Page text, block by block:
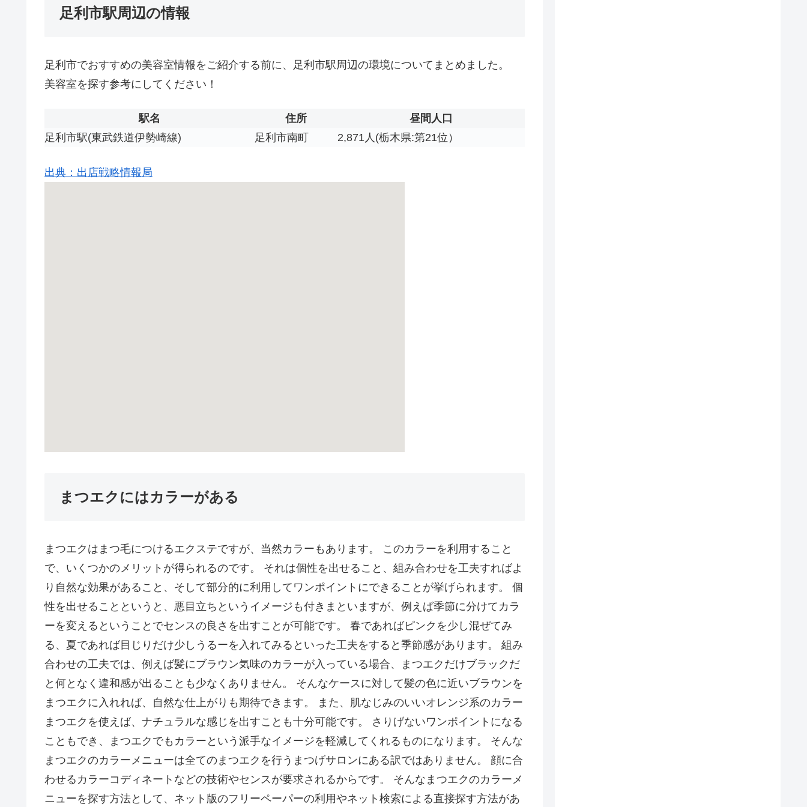
足利市駅周辺の情報
足利市でおすすめの美容室情報をご紹介する前に、足利市駅周辺の環境についてまとめました。
美容室を探す参考にしてください！
駅名 住所
昼間人口
足利市駅(東武鉄道伊勢崎線)
足利市南町 2,871人(栃木県:第21位）
出典：出店戦略情報局
まつエクにはカラーがある
まつエクはまつ毛につけるエクステですが、当然カラーもあります。 このカラーを利用すること
で、いくつかのメリットが得られるのです。 それは個性を出せること、組み合わせを工夫すればよ
り自然な効果があること、そして部分的に利用してワンポイントにできることが挙げられます。 個
性を出せることというと、悪目立ちというイメージも付きまといますが、例えば季節に分けてカラ
ーを変えるということでセンスの良さを出すことが可能です。 春であればピンクを少し混ぜてみ
る、夏であれば目じりだけ少しうるーを入れてみるといった工夫をすると季節感があります。 組み
合わせの工夫では、例えば髪にブラウン気味のカラーが入っている場合、まつエクだけブラックだ
と何となく違和感が出ることも少なくありません。 そんなケースに対して髪の色に近いブラウンを
まつエクに入れれば、自然な仕上がりも期待できます。 また、肌なじみのいいオレンジ系のカラー
まつエクを使えば、ナチュラルな感じを出すことも十分可能です。 さりげないワンポイントになる
こともでき、まつエクでもカラーという派手なイメージを軽減してくれるものになります。 そんな
まつエクのカラーメニューは全てのまつエクを行うまつげサロンにある訳ではありません。 顔に合
わせるカラーコディネートなどの技術やセンスが要求されるからです。 そんなまつエクのカラーメ
ニューを探す方法として、ネット版のフリーペーパーの利用やネット検索による直接探す方法があ